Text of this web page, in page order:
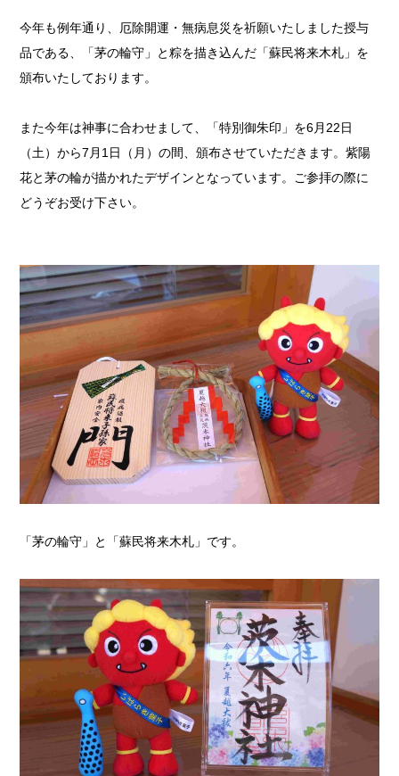
今年も例年通り、厄除開運・無病息災を祈願いたしました授与
品である、「茅の輪守」と粽を描き込んだ「蘇民将来木札」を
頒布いたしております。
また今年は神事に合わせまして、「特別御朱印」を6月22日
（土）から7月1日（月）の間、頒布させていただきます。紫陽
花と茅の輪が描かれたデザインとなっています。ご参拝の際に
どうぞお受け下さい。
「茅の輪守」と「蘇民将来木札」です。